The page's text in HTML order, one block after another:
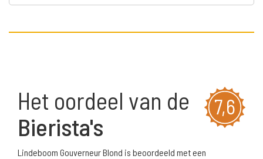
7,6
Het oordeel van de
Bierista's
Lindeboom Gouverneur Blond is beoordeeld met een